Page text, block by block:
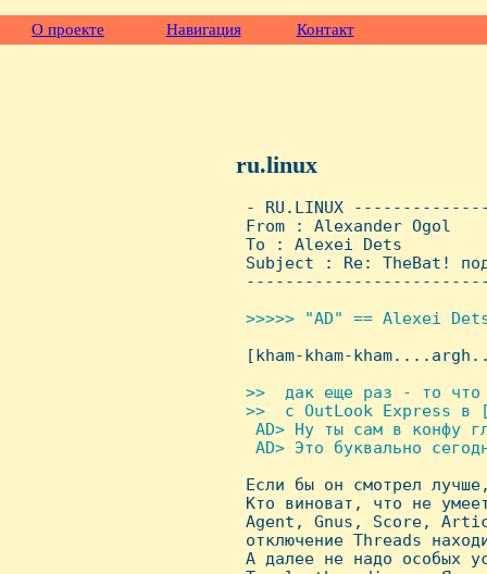
О проекте Навигация Контакт
ru.linux
- RU.LINUX
From : Alexander
To : Alexei Dets
Subject : Re: TheBat!
>>>>> "AD" == Alexei
[kham-kham-
>>  дак еще раз - то что
>>  с OutLook Express в
AD> Hу ты сам в конфу
AD> Это буквально
Если бы он смотрел
Кто виноват, что не
Agent, Gnus, Score,
отключение Threads
А далее не надо особых